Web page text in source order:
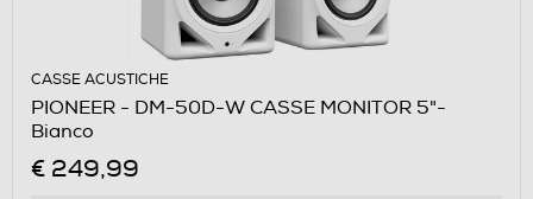
CASSE ACUSTICHE
PIONEER - DM-50D-W CASSE MONITOR 5"-
Bianco
€ 249,99